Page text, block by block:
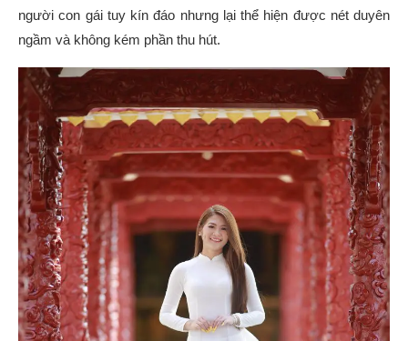
người con gái tuy kín đáo nhưng lại thể hiện được nét duyên
ngầm và không kém phần thu hút.